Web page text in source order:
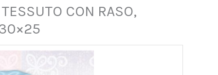
CON RASO,